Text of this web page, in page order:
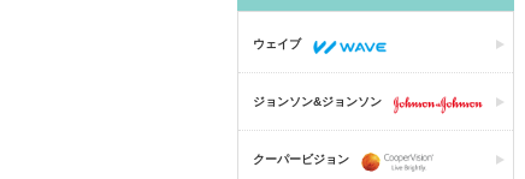
ウェイブ
ジョンソン&ジョンソン
クーパービジョン